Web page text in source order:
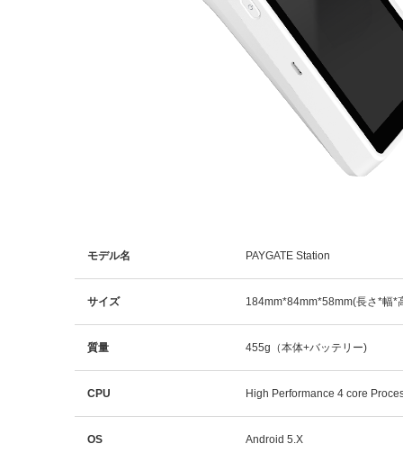
モデル名 PAYGATE Station
サイズ 184mm*84mm*58mm(長さ*幅*
質量 455g（本体+バッテリー)
CPU High Performance 4 core
OS Android 5.X